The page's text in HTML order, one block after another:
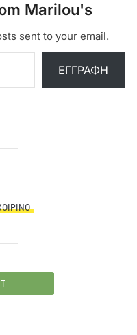
Marilou's
sent to your email.
ΕΓΓΡΑΦΉ